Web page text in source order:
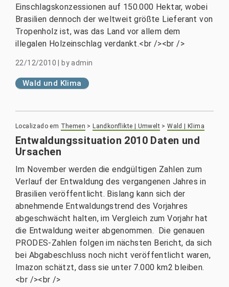
Einschlagskonzessionen auf 150.000 Hektar, wobei
Brasilien dennoch der weltweit größte Lieferant von
Tropenholz ist, was das Land vor allem dem
illegalen Holzeinschlag verdankt.<br /><br />
22/12/2010 byadmin
Wald und Klima
Localizado em Themen > Landkonflikte | Umwelt >Wald | Klima
Entwaldungssituation 2010 Daten und
Ursachen
Im November werden die endgültigen Zahlen zum
Verlauf der Entwaldung des vergangenen Jahres in
Brasilien veröffentlicht. Bislang kann sich der
abnehmende Entwaldungstrend des Vorjahres
abgeschwächt halten, im Vergleich zum Vorjahr hat
die Entwaldung weiter abgenommen. Die genauen
PRODES-Zahlen folgen im nächsten Bericht, da sich
bei Abgabeschluss noch nicht veröffentlicht waren,
Imazon schätzt, dass sie unter 7.000 km2 bleiben.
<br /><br />